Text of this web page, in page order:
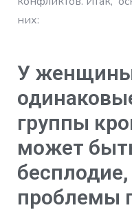
них:
У
группы
может
проблемы